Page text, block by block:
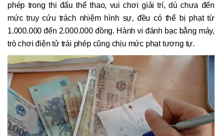
phép trong thi đấu thể thao, vui chơi giải trí, dù chưa đến
mức truy cứu trách nhiệm hình sự, đều có thể bị phạt từ
1.000.000 đến 2.000.000 đồng. Hành vi đánh bạc bằng máy,
trò chơi điện tử trái phép cũng chịu mức phạt tương tự.